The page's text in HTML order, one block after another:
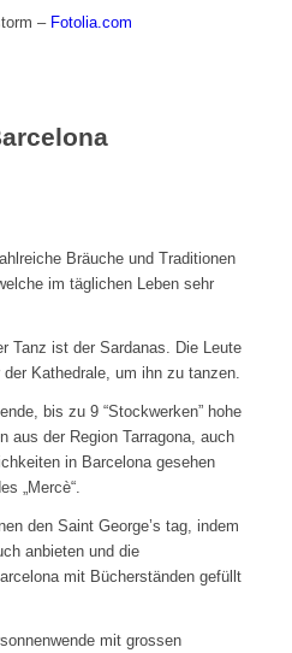
– Fotolia.com
Bräuche und Traditionen
im täglichen Leben sehr
Tanz ist der Sardanas. Die Leute
Kathedrale, um ihn zu tanzen.
bis zu 9 “Stockwerken” hohe
aus der Region Tarragona, auch
in Barcelona gesehen
„Mercè“.
den Saint George’s tag, indem
anbieten und die
mit Bücherständen gefüllt
mit grossen